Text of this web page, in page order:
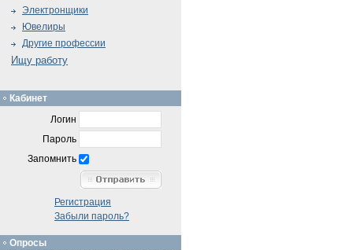
Электронщики
Ювелиры
Другие профессии
Ищу работу
Кабинет
Логин
Пароль
Запомнить
Регистрация
Забыли пароль?
Опросы